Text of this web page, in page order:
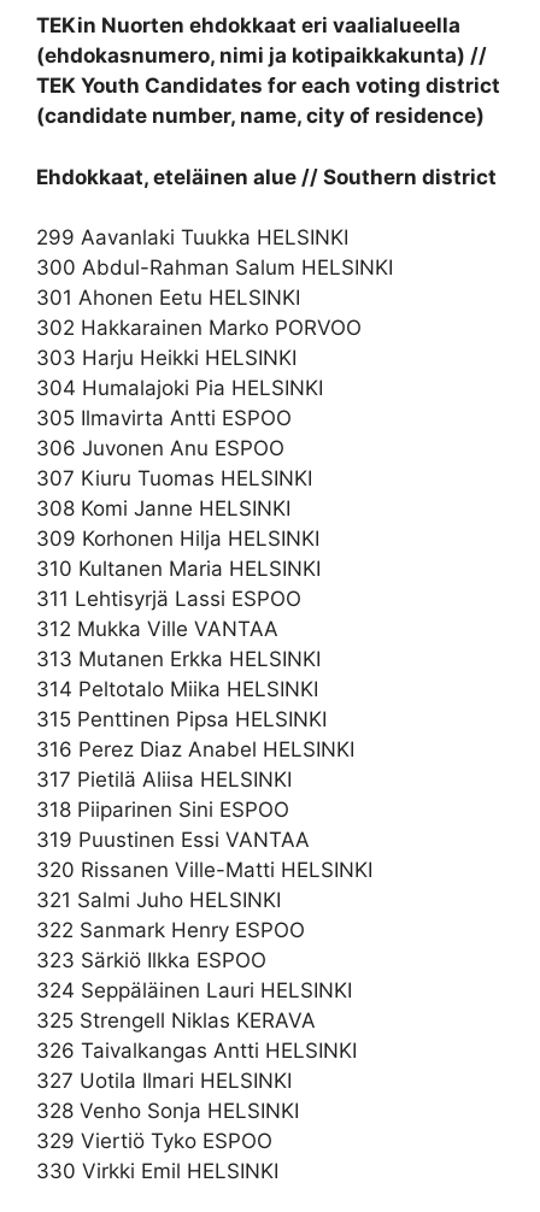
TEKin Nuorten ehdokkaat eri vaalialueella
(ehdokasnumero, nimi ja kotipaikkakunta) //
TEK Youth Candidates for each voting district
(candidate number, name, city of residence)
Ehdokkaat, eteläinen alue // Southern district
299 Aavanlaki Tuukka HELSINKI
300 Abdul-Rahman Salum HELSINKI
301 Ahonen Eetu HELSINKI
302 Hakkarainen Marko PORVOO
303 Harju Heikki HELSINKI
304 Humalajoki Pia HELSINKI
305 Ilmavirta Antti ESPOO
306 Juvonen Anu ESPOO
307 Kiuru Tuomas HELSINKI
308 Komi Janne HELSINKI
309 Korhonen Hilja HELSINKI
310 Kultanen Maria HELSINKI
311 Lehtisyrjä Lassi ESPOO
312 Mukka Ville VANTAA
313 Mutanen Erkka HELSINKI
314 Peltotalo Miika HELSINKI
315 Penttinen Pipsa HELSINKI
316 Perez Diaz Anabel HELSINKI
317 Pietilä Aliisa HELSINKI
318 Piiparinen Sini ESPOO
319 Puustinen Essi VANTAA
320 Rissanen Ville-Matti HELSINKI
321 Salmi Juho HELSINKI
322 Sanmark Henry ESPOO
323 Särkiö Ilkka ESPOO
324 Seppäläinen Lauri HELSINKI
325 Strengell Niklas KERAVA
326 Taivalkangas Antti HELSINKI
327 Uotila Ilmari HELSINKI
328 Venho Sonja HELSINKI
329 Viertiö Tyko ESPOO
330 Virkki Emil HELSINKI